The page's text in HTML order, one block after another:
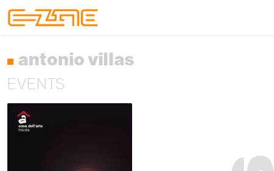
antonio villas
EVENTS